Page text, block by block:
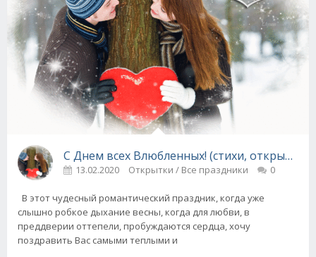
С Днем всех Влюбленных! (стихи, открытки,
13.02.2020 Открытки / Все праздники 0
В этот чудесный романтический праздник, когда уже
слышно робкое дыхание весны, когда для любви, в
преддверии оттепели, пробуждаются сердца, хочу
поздравить Вас самыми теплыми и